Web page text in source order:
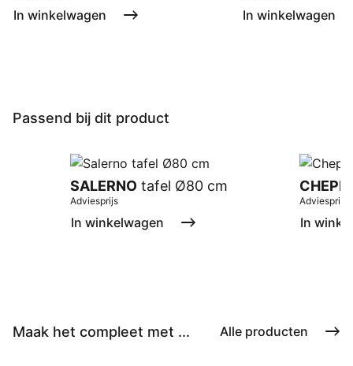
In winkelwagen In winkelwagen
Passend bij dit product
SALERNOtafel Ø80 cm
Adviesprijs
In winkelwagen
CHEPRI
Adviesprijs
In
Maak het compleet met ... Alle producten